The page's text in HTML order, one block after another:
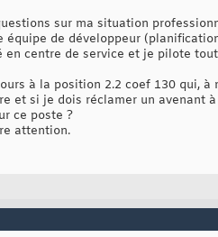
sur ma situation
équipe de développeur
en centre de service et je pilote
à la position 2.2 coef 130 qui,
et si je dois réclamer un avenant
ce poste ?
attention.